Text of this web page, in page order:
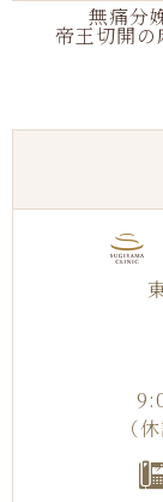
無痛分
帝王切開の
（